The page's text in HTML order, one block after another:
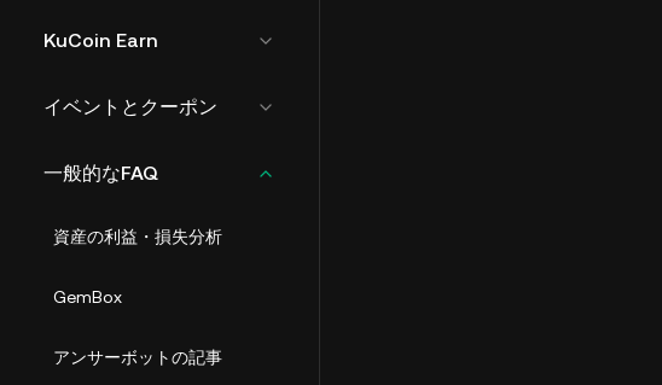
KuCoin Earn
イベントとクーポン
一般的なFAQ
資産の利益・損失分析
GemBox
アンサーボットの記事